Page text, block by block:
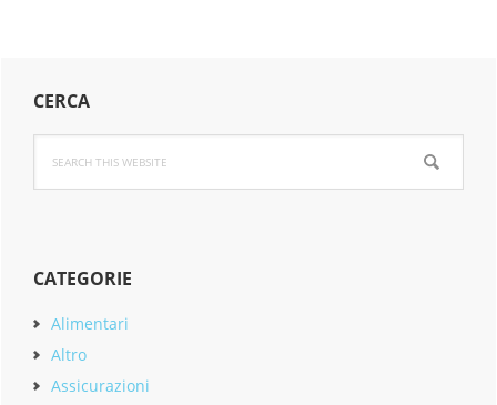
Primary
Sidebar
CERCA
this
website
CATEGORIE
Alimentari
Altro
Assicurazioni